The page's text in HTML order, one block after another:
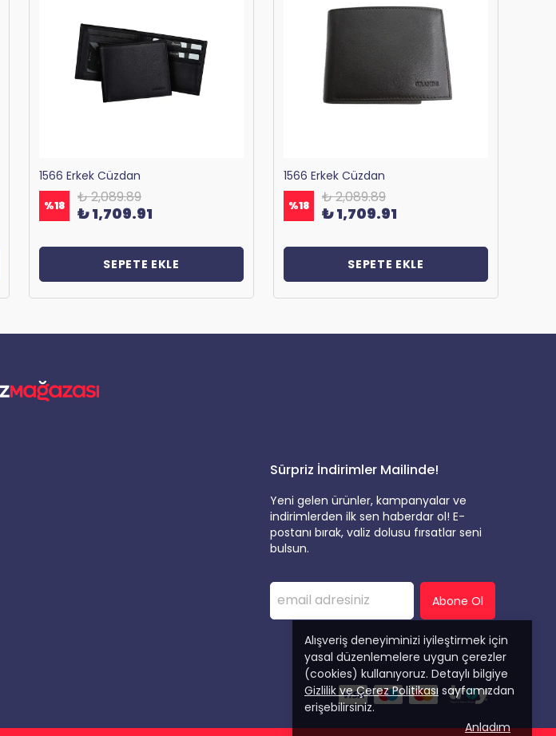
Alışveriş deneyiminizi iyileştirmek için
yasal düzenlemelere uygun çerezler
(cookies) kullanıyoruz. Detaylı bilgiye
Gizlilik ve Çerez Politikası sayfamızdan
erişebilirsiniz.
Anladım
1566 Erkek Cüzdan
%18 ₺ 2,089.89
₺ 1,709.91
SEPETE EKLE
1566 Erkek Cüzdan
%18 ₺ 2,089.89
₺ 1,709.91
SEPETE EKLE
Sürpriz İndirimler Mailinde!
Yeni gelen ürünler, kampanyalar ve
indirimlerden ilk sen haberdar ol! E-
postanı bırak, valiz dolusu fırsatlar seni
bulsun.
Abone Ol